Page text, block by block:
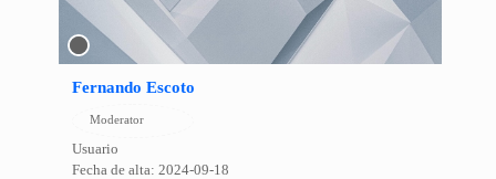
Fernando Escoto
Moderator
Usuario
Fecha de alta: 2024-09-18